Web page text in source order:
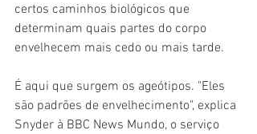
certos caminhos biológicos que
determinam quais partes do corpo
envelhecem mais cedo ou mais tarde.
É aqui que surgem os ageótipos. "Eles
são padrões de envelhecimento", explica
Snyder à BBC News Mundo, o serviço